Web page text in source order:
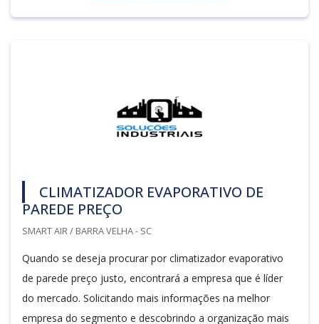
CLIMATIZADOR EVAPORATIVO DE
PAREDE PREÇO
SMART AIR / BARRA VELHA - SC
Quando se deseja procurar por climatizador evaporativo
de parede preço justo, encontrará a empresa que é líder
do mercado. Solicitando mais informações na melhor
empresa do segmento e descobrindo a organização mais